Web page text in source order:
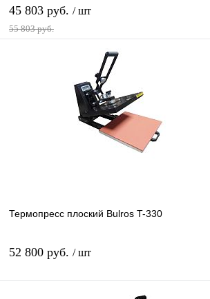
45 803 руб. / шт
55 803 руб.
Купить в 1 клик Сравнение
наличии
Термопресс плоский Bulros T-330
52 800 руб. / шт